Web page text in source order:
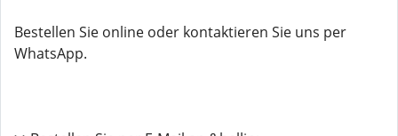
Bestellen Sie online oder kontaktieren Sie uns per
WhatsApp.